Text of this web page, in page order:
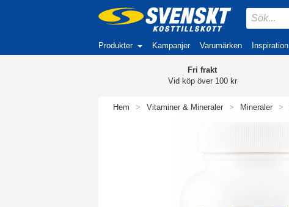
Produkter Kampanjer Varumärken Inspiration
Fri frakt
Vid köp över 100 kr
Hem > Vitaminer & Mineraler > Mineraler >